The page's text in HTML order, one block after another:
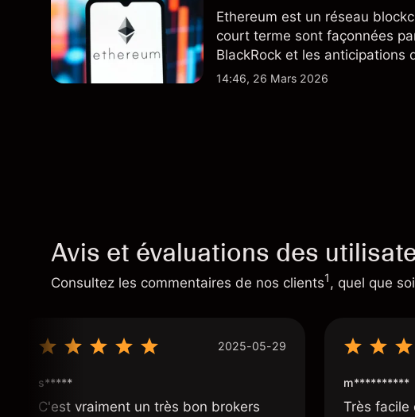
Ethereum est un réseau
court terme sont façonnées
BlackRock et les anticipations
performances passées ne
14:46, 26 Mars 2026
Avis et évaluations des
Consultez les commentaires de nos clients1, quel que
2025-05-29
s*****
C'est vraiment un très bon brokers
m**********
Très facile